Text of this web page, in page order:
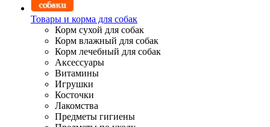
Товары и корма для собак
Корм сухой для собак
Корм влажный для собак
Корм лечебный для собак
Аксессуары
Витамины
Игрушки
Косточки
Лакомства
Предметы гигиены